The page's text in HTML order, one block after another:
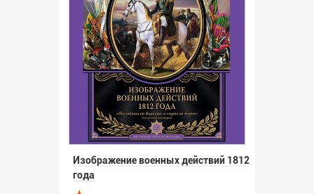
Изображение военных действий 1812
года